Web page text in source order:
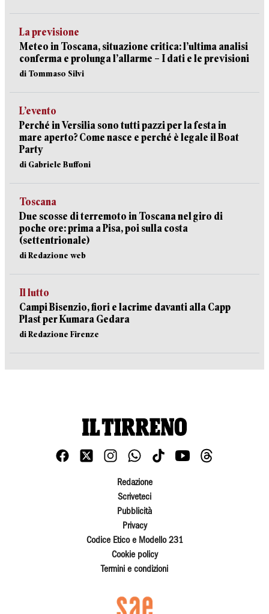
La previsione
Meteo in Toscana, situazione critica: l’ultima analisi
conferma e prolunga l’allarme – I dati e le previsioni
di Tommaso Silvi
L’evento
Perché in Versilia sono tutti pazzi per la festa in
mare aperto? Come nasce e perché è legale il Boat
Party
di Gabriele Buffoni
Toscana
Due scosse di terremoto in Toscana nel giro di
poche ore: prima a Pisa, poi sulla costa
(settentrionale)
di Redazione web
Il lutto
Campi Bisenzio, fiori e lacrime davanti alla Capp
Plast per Kumara Gedara
di Redazione Firenze
Redazione
Scriveteci
Pubblicità
Privacy
Codice Etico e Modello 231
Cookie policy
Termini e condizioni